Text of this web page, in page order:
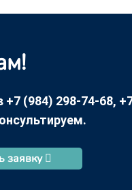
(984) 298-74-68,
заявку